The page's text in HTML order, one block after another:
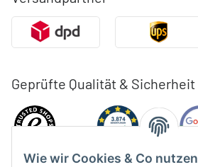
Wie wir Cookies & Co nutzen
Geprüfte Qualität & Sicherheit